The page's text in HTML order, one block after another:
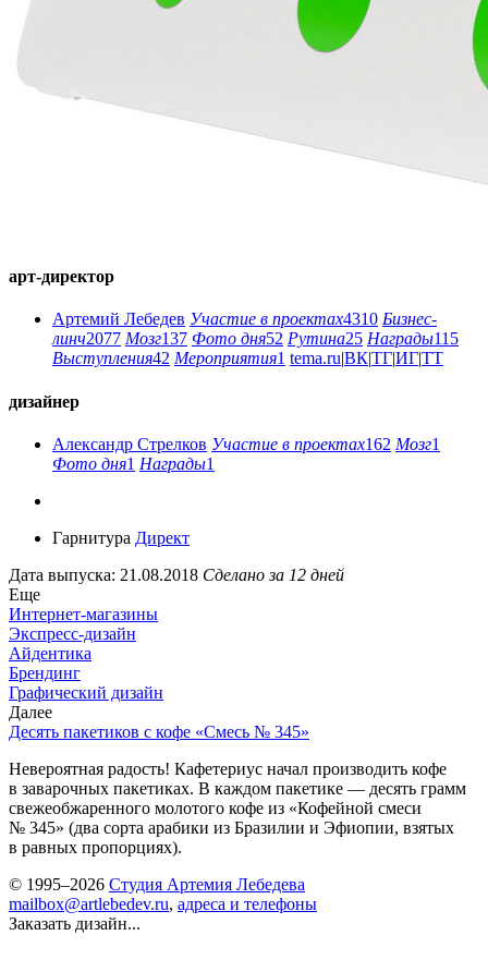
арт-директор
Артемий Лебедев Участие в проектах4310 Бизнес-
линч2077 Мозг137 Фото дня52 Рутина25 Награды115
Выступления42 Мероприятия1 tema.ru|ВК|ТГ|ИГ|ТТ
дизайнер
Александр Стрелков Участие в проектах162 Мозг1
Фото дня1 Награды1
Гарнитура Директ
Дата выпуска: 21.08.2018 Сделано за 12 дней
Еще
Интернет-магазины
Экспресс-дизайн
Айдентика
Брендинг
Графический дизайн
Далее
Десять пакетиков с кофе «Смесь № 345»
Невероятная радость! Кафетериус начал производить кофе
в заварочных пакетиках. В каждом пакетике — десять грамм
свежеобжаренного молотого кофе из «Кофейной смеси
№ 345» (два сорта арабики из Бразилии и Эфиопии, взятых
в равных пропорциях).
© 1995–2026 Студия Артемия Лебедева
mailbox@artlebedev.ru, адреса и телефоны
Заказать дизайн...